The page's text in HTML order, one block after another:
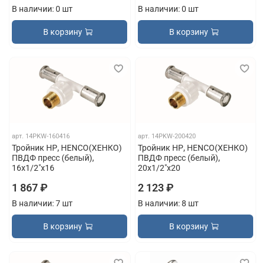
В наличии: 0 шт
В корзину
В наличии: 0 шт
В корзину
арт. 14PKW-160416
Тройник НР, HENCO(ХЕНКО)
ПВДФ пресс (белый),
16x1/2"x16
1 867 ₽
В наличии: 7 шт
В корзину
арт. 14PKW-200420
Тройник НР, HENCO(ХЕНКО)
ПВДФ пресс (белый),
20x1/2"x20
2 123 ₽
В наличии: 8 шт
В корзину